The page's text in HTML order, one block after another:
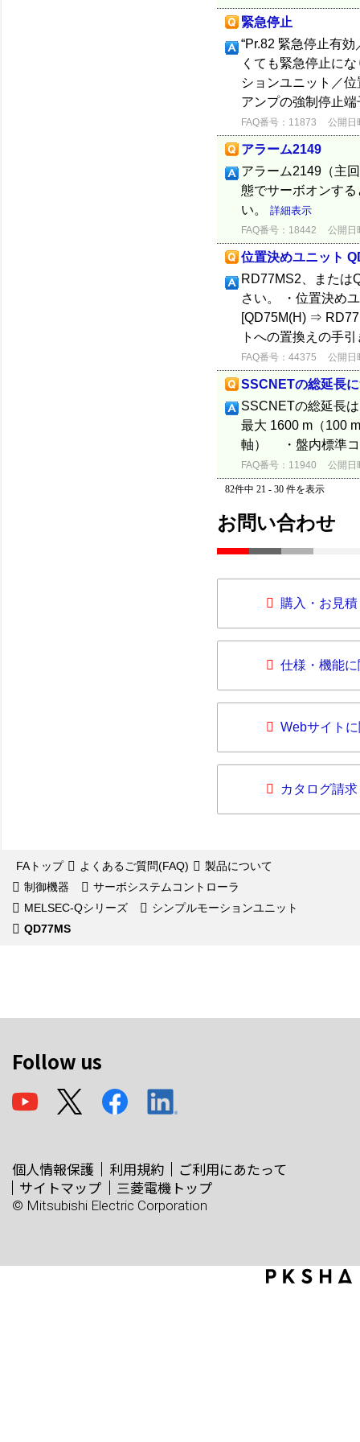
緊急停止
“Pr.82 緊急停止有
くても緊急停止に
ションユニット／
アンプの強制停止
FAQ番号：11873 公開日
アラーム2149
アラーム2149（主
態でサーボオンす
い。 詳細表示
FAQ番号：18442 公開日
位置決めユニット
RD77MS2、または
さい。 ・位置決め
[QD75M(H) ⇒
トへの置換えの手
FAQ番号：44375 公開日
SSCNETの総延長
SSCNETの総延長
最大 1600 m（100
軸） ・盤内標準
FAQ番号：11940 公開日
82件中 21 - 30 件を表示
お問い合わせ
購入・お見
仕様・機能
Webサイト
カタログ請求
FAトップ よくあるご質問(FAQ)
製品について
制御機器
サーボシステムコントローラ
MELSEC-Qシリーズ
シンプルモーションユニット
QD77MS
Follow us
個人情報保護 利用規約
ご利用にあたって
サイトマップ
三菱電機トップ
© Mitsubishi Electric Corporation